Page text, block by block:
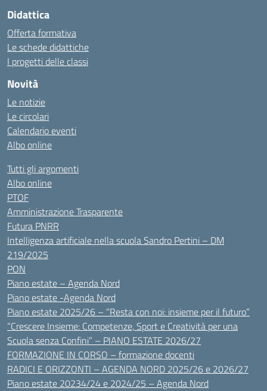
Didattica
Offerta formativa
Le schede didattiche
I progetti delle classi
Novità
Le notizie
Le circolari
Calendario eventi
Albo online
Tutti gli argomenti
Albo online
PTOF
Amministrazione Trasparente
Futura PNRR
Intelligenza artificiale nella scuola Sandro Pertini – DM
219/2025
PON
Piano estate – Agenda Nord
Piano estate -Agenda Nord
Piano estate 2025/26 – “Resta con noi: insieme per il futuro”
“Crescere Insieme: Competenze, Sport e Creatività per una
Scuola senza Confini” – PIANO ESTATE 2026/27
FORMAZIONE IN CORSO – formazione docenti
RADICI E ORIZZONTI – AGENDA NORD 2025/26 e 2026/27
Piano estate 20234/24 e 2024/25 – Agenda Nord